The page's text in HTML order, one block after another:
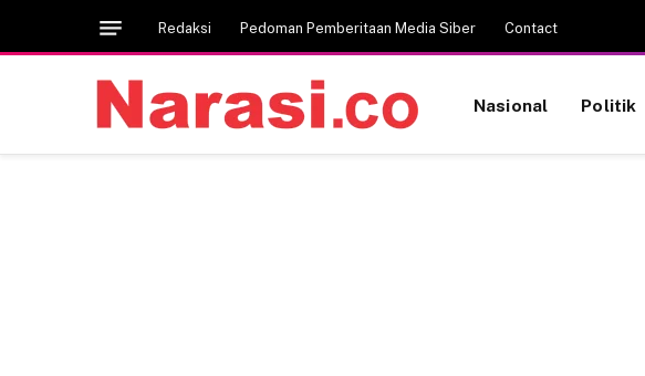
Redaksi Pedoman Pemberitaan Media Siber Contact
Nasional Politik